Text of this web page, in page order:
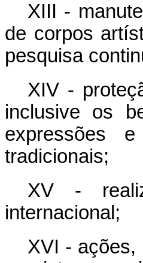
XIII -
de corpos
pesquisa
XIV -
inclusive os
expressões
tradicionais;
XV -
internacional;
XVI - ações,